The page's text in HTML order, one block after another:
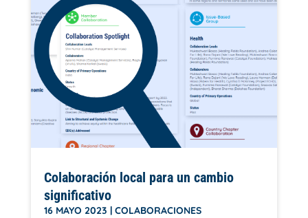
Colaboración local para un cambio
significativo
16 MAYO 2023 COLABORACIONES